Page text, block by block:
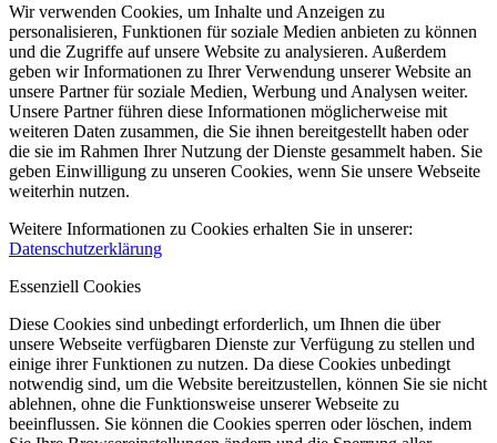
Wir verwenden Cookies, um Inhalte und Anzeigen zu
personalisieren, Funktionen für soziale Medien anbieten zu können
und die Zugriffe auf unsere Website zu analysieren. Außerdem
geben wir Informationen zu Ihrer Verwendung unserer Website an
unsere Partner für soziale Medien, Werbung und Analysen weiter.
Unsere Partner führen diese Informationen möglicherweise mit
weiteren Daten zusammen, die Sie ihnen bereitgestellt haben oder
die sie im Rahmen Ihrer Nutzung der Dienste gesammelt haben. Sie
geben Einwilligung zu unseren Cookies, wenn Sie unsere Webseite
weiterhin nutzen.
Weitere Informationen zu Cookies erhalten Sie in unserer:
Datenschutzerklärung
Essenziell Cookies
Diese Cookies sind unbedingt erforderlich, um Ihnen die über
unsere Webseite verfügbaren Dienste zur Verfügung zu stellen und
einige ihrer Funktionen zu nutzen. Da diese Cookies unbedingt
notwendig sind, um die Website bereitzustellen, können Sie sie nicht
ablehnen, ohne die Funktionsweise unserer Webseite zu
beeinflussen. Sie können die Cookies sperren oder löschen, indem